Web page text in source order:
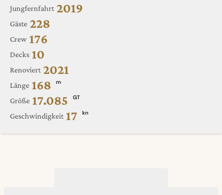
Jungfernfahrt 2019
Gäste 228
Crew 176
Decks 10
Renoviert 2021
Länge 168 m
Größe 17.085 GT
Geschwindigkeit 17 kn